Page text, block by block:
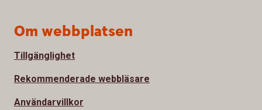
Om webbplatsen
Tillgänglighet
Rekommenderade webbläsare
Användarvillkor